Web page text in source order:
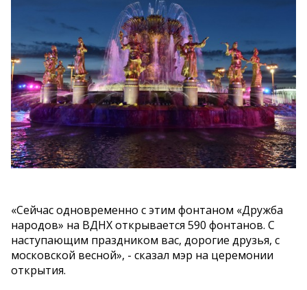
«Сейчас одновременно с этим фонтаном «Дружба
народов» на ВДНХ открывается 590 фонтанов. С
наступающим праздником вас, дорогие друзья, с
московской весной», - сказал мэр на церемонии
открытия.